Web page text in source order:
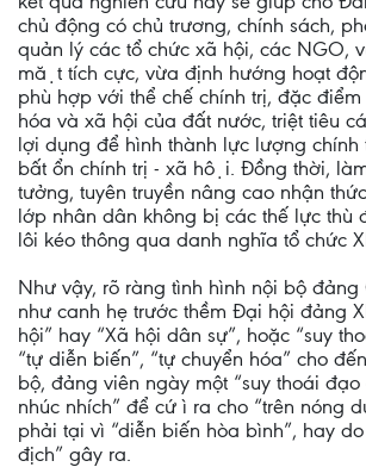
chủ động có chủ trương, chính sách,
quản lý các tổ chức xã hội, các NGO,
mặt tích cực, vừa định hướng hoạt
phù hợp với thể chế chính trị, đặc điểm
hóa và xã hội của đất nước, triệt tiêu
lợi dụng để hình thành lực lượng
bất ổn chính trị - xã hội. Đồng thời,
tưởng, tuyên truyền nâng cao nhận
lớp nhân dân không bị các thế lực thù
lôi kéo thông qua danh nghĩa tổ chức
Như vậy, rõ ràng tình hình nội bộ đảng
như canh hẹ trước thềm Đại hội đảng
hội” hay “Xã hội dân sự”, hoặc “suy
“tự diễn biến”, “tự chuyển hóa” cho
bộ, đảng viên ngày một “suy thoái đạo
nhúc nhích” để cứ ì ra cho “trên nóng
phải tại vì “diễn biến hòa bình”, hay
địch” gây ra.